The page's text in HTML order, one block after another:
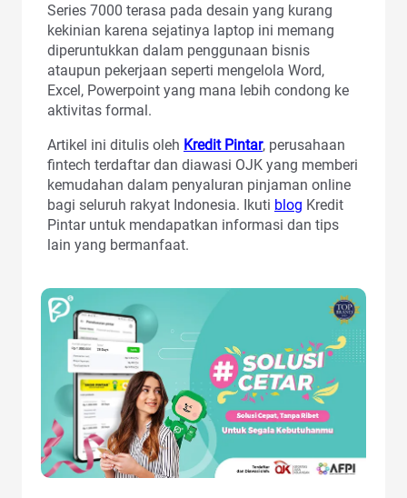
Series 7000 terasa pada desain yang kurang
kekinian karena sejatinya laptop ini memang
diperuntukkan dalam penggunaan bisnis
ataupun pekerjaan seperti mengelola Word,
Excel, Powerpoint yang mana lebih condong ke
aktivitas formal.
Artikel ini ditulis oleh Kredit Pintar, perusahaan
fintech terdaftar dan diawasi OJK yang memberi
kemudahan dalam penyaluran pinjaman online
bagi seluruh rakyat Indonesia. Ikuti blog Kredit
Pintar untuk mendapatkan informasi dan tips
lain yang bermanfaat.